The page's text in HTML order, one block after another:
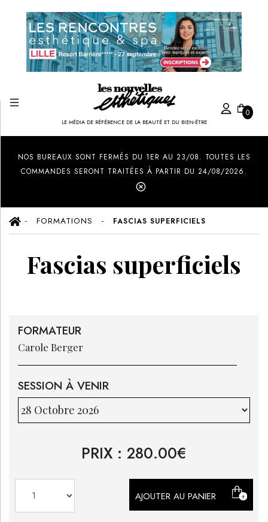
LE MÉDIA DE RÉFÉRENCE DE LA BEAUTÉ ET DU BIEN-ÊTRE
0
NOS BUREAUX SONT FERMÉS DU 1ER AU 23/08. TOUTES LES
COMMANDES SERONT TRAITÉES À PARTIR DU 24/08/2026.
FORMATIONS FASCIAS SUPERFICIELS
Fascias superficiels
FORMATEUR
Carole Berger
SESSION À VENIR
PRIX : 280.00€
AJOUTER AU PANIER